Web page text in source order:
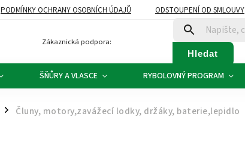
PODMÍNKY OCHRANY OSOBNÍCH ÚDAJŮ ODSTOUPENÍ OD SMLOUVY
Zákaznická podpora:
Hledat
ŠŇŮRY A VLASCE RYBOLOVNÝ PROGRAM
/ Čluny, motory,zavážecí lodky, držáky, baterie,lepidlo